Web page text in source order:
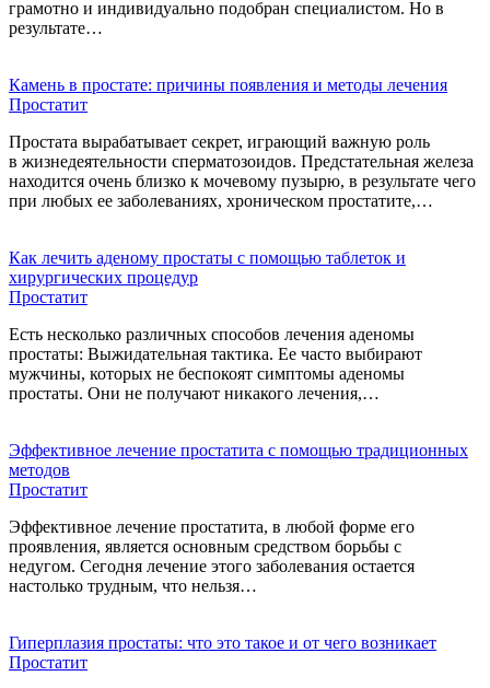
грамотно и индивидуально подобран специалистом. Но в
результате…
Камень в простате: причины появления и методы лечения
Простатит
Простата вырабатывает секрет, играющий важную роль
в жизнедеятельности сперматозоидов. Предстательная железа
находится очень близко к мочевому пузырю, в результате чего
при любых ее заболеваниях, хроническом простатите,…
Как лечить аденому простаты с помощью таблеток и
хирургических процедур
Простатит
Есть несколько различных способов лечения аденомы
простаты: Выжидательная тактика. Ее часто выбирают
мужчины, которых не беспокоят симптомы аденомы
простаты. Они не получают никакого лечения,…
Эффективное лечение простатита с помощью традиционных
методов
Простатит
Эффективное лечение простатита, в любой форме его
проявления, является основным средством борьбы с
недугом. Cегодня лечение этого заболевания остается
настолько трудным, что нельзя…
Гиперплазия простаты: что это такое и от чего возникает
Простатит